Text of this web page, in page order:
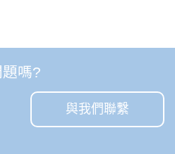
嗎?
與我們聯繫